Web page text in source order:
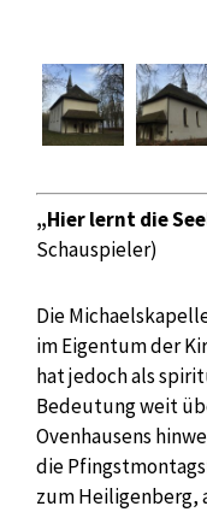
„Hier lernt die
Schauspieler)
Die
im Eigentum der
hat jedoch als
Bedeutung weit
Ovenhausens
die
zum Heiligenberg,